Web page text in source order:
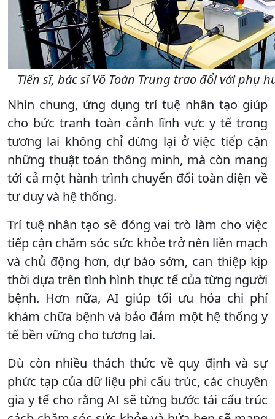
Tiến sĩ, bác sĩ Võ Toàn Trung trao đổi với phụ
Nhìn chung, ứng dụng trí tuệ nhân tạo giúp
cho bức tranh toàn cảnh lĩnh vực y tế trong
tương lai không chỉ dừng lại ở việc tiếp cận
những thuật toán thông minh, mà còn mang
tới cả một hành trình chuyển đổi toàn diện về
tư duy và hệ thống.
Trí tuệ nhân tạo sẽ đóng vai trò làm cho việc
tiếp cận chăm sóc sức khỏe trở nên liền mạch
và chủ động hơn, dự báo sớm, can thiệp kịp
thời dựa trên tình hình thực tế của từng người
bệnh. Hơn nữa, AI giúp tối ưu hóa chi phí
khám chữa bệnh và bảo đảm một hệ thống y
tế bền vững cho tương lai.
Dù còn nhiều thách thức về quy định và sự
phức tạp của dữ liệu phi cấu trúc, các chuyên
gia y tế cho rằng AI sẽ từng bước tái cấu trúc